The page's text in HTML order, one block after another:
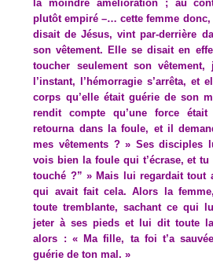
la moindre amélioration ; au
plutôt empiré –… cette femme donc,
disait de Jésus, vint par-derrière
son vêtement. Elle se disait en
toucher seulement son
l’instant, l’hémorragie s’arrêta, et
corps qu’elle était guérie de son
rendit compte qu’une force
retourna dans la foule, et il
mes vêtements ? » Ses disciples
vois bien la foule qui t’écrase, et tu
touché ?” » Mais lui regardait tout
qui avait fait cela. Alors la
toute tremblante, sachant ce qui
jeter à ses pieds et lui dit toute
alors : « Ma fille, ta foi t’a
guérie de ton mal. »